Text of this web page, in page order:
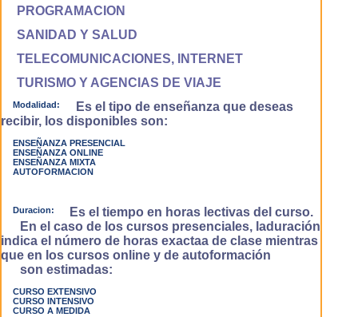
PROGRAMACION
SANIDAD Y SALUD
TELECOMUNICACIONES, INTERNET
TURISMO Y AGENCIAS DE VIAJE
Modalidad:
Es el tipo de enseñanza que deseas
recibir, los disponibles son:
ENSEÑANZA PRESENCIAL
ENSEÑANZA ONLINE
ENSEÑANZA MIXTA
AUTOFORMACION
Duracion:
Es el tiempo en horas lectivas del curso.
En el caso de los cursos presenciales, laduración
indica el número de horas exactaa de clase mientras
que en los cursos online y de autoformación
son estimadas:
CURSO EXTENSIVO
CURSO INTENSIVO
CURSO A MEDIDA